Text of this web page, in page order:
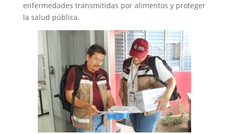
enfermedades transmitidas por alimentos y proteger
la salud pública.